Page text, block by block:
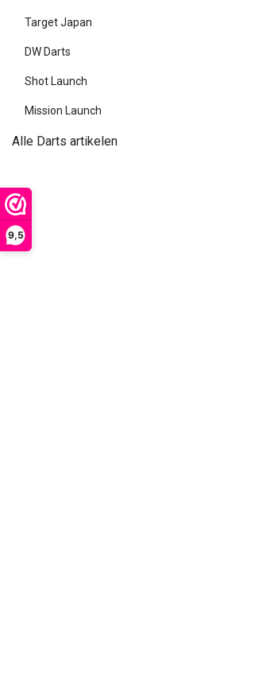
9,5
Target Japan
DW Darts
Shot Launch
Mission Launch
Alle Darts artikelen